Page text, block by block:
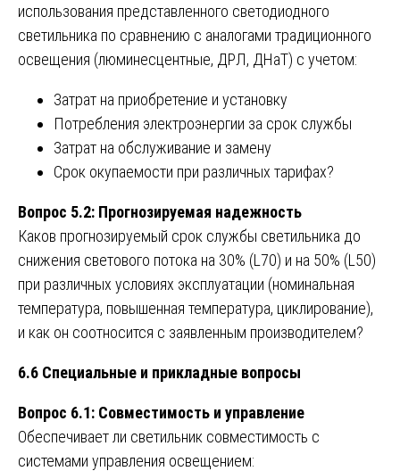
использования представленного светодиодного
светильника по сравнению с аналогами традиционного
освещения (люминесцентные, ДРЛ, ДНаТ) с учетом:
Затрат на приобретение и установку
Потребления электроэнергии за срок службы
Затрат на обслуживание и замену
Срок окупаемости при различных тарифах?
Вопрос 5.2: Прогнозируемая надежность
Каков прогнозируемый срок службы светильника до
снижения светового потока на 30% (L70) и на 50% (L50)
при различных условиях эксплуатации (номинальная
температура, повышенная температура, циклирование),
и как он соотносится с заявленным производителем?
6.6 Специальные и прикладные вопросы
Вопрос 6.1: Совместимость и управление
Обеспечивает ли светильник совместимость с
системами управления освещением: